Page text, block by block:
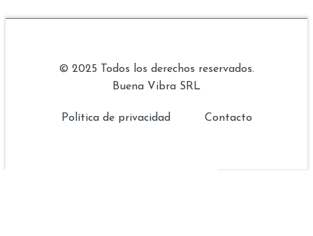
© 2025 Todos los derechos reservados.
Buena Vibra SRL
Política de privacidad Contacto